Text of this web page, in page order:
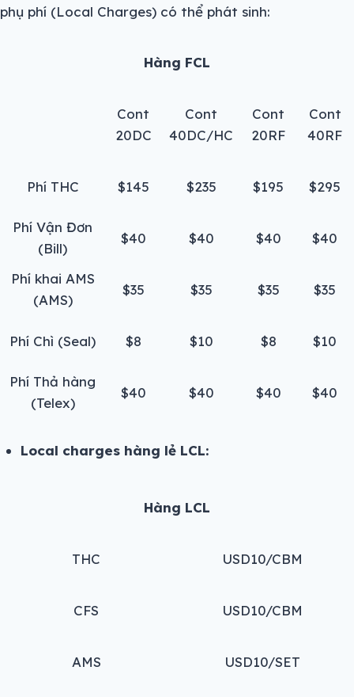
phụ phí (Local Charges) có thể phát sinh:
Hàng FCL
Cont
20DC
Cont
40DC/HC
Cont
20RF
Cont
40RF
Phí THC $145 $235 $195 $295
Phí Vận Đơn
(Bill)
$40 $40 $40 $40
Phí khai AMS
(AMS)
$35 $35 $35 $35
Phí Chì (Seal) $8 $10 $8 $10
Phí Thả hàng
(Telex)
$40 $40 $40 $40
Local charges hàng lẻ LCL:
Hàng LCL
THC USD10/CBM
CFS USD10/CBM
AMS USD10/SET